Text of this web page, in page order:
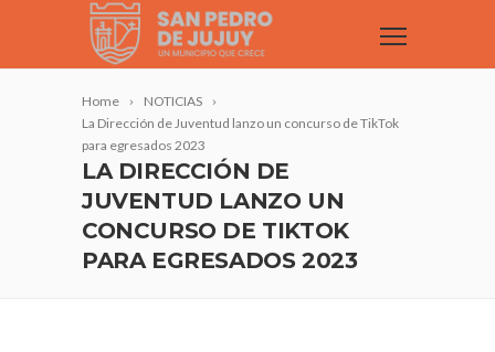
Home
NOTICIAS
La Dirección de Juventud lanzo un concurso de TikTok
para egresados 2023
LA DIRECCIÓN DE
JUVENTUD LANZO UN
CONCURSO DE TIKTOK
PARA EGRESADOS 2023